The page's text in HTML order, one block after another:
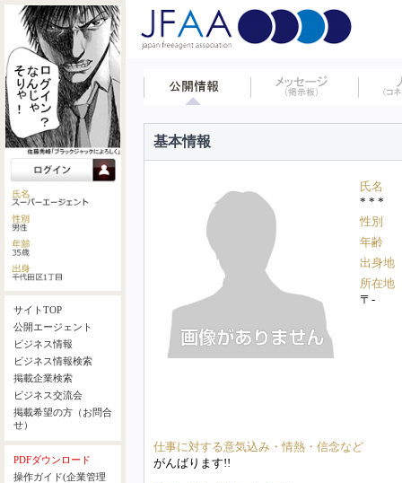
サイトTOP
公開エージェント
ビジネス情報
ビジネス情報検索
掲載企業検索
ビジネス交流会
掲載希望の方（お問合
せ）
PDFダウンロード
操作ガイド(企業管理
基本情報
氏名
* * *
性別
年齢
出身地
所在地
〒-
仕事に対する意気込み・情熱・信念など
がんばります!!